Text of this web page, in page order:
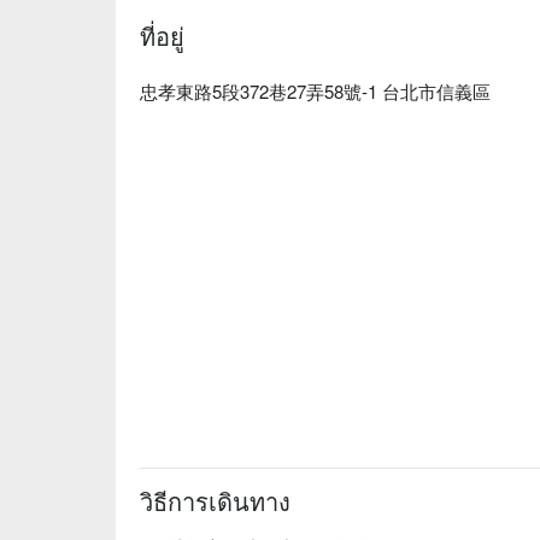
MtBc Designs Salon 預約、MtBc Designs Salon
ที่อยู่
忠孝東路5段372巷27弄58號-1 台北市信義區
วิธีการเดินทาง